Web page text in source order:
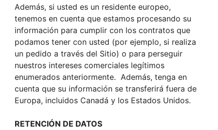
Además, si usted es un residente europeo,
tenemos en cuenta que estamos procesando su
información para cumplir con los contratos que
podamos tener con usted (por ejemplo, si realiza
un pedido a través del Sitio) o para perseguir
nuestros intereses comerciales legítimos
enumerados anteriormente. Además, tenga en
cuenta que su información se transferirá fuera de
Europa, incluidos Canadá y los Estados Unidos.
RETENCIÓN DE DATOS